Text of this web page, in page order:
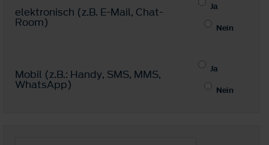
elektronisch (z.B. E-Mail, Chat-
Room)
Ja
Nein
Mobil (z.B.: Handy, SMS, MMS,
WhatsApp)
Ja
Nein